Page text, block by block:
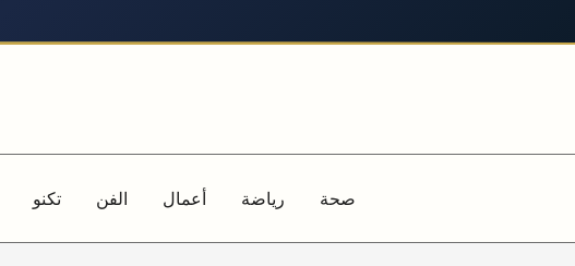
إلى
صحة رياضة أعمال الفن تكنو